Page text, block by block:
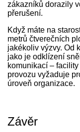
zákazníků dorazily
přerušení.
Když máte na
metrů čtverečních
jakékoliv výzvy. Od
jako je odklízení
komunikací –
provozu vyžaduje
úroveň organizace.
Závěr